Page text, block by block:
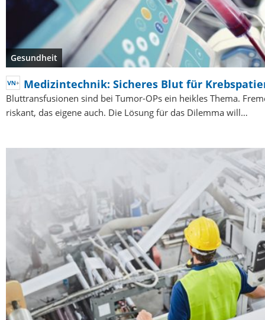
Gesundheit
Medizintechnik: Sicheres Blut für
Bluttransfusionen sind bei Tumor-OPs ein heikles Thema.
riskant, das eigene auch. Die Lösung für das Dilemma will…